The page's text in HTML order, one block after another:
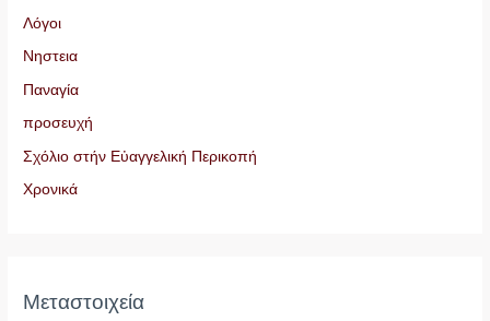
Λόγοι
Νηστεια
Παναγία
προσευχή
Σχόλιο στήν Εὐαγγελική Περικοπή
Χρονικά
Μεταστοιχεία